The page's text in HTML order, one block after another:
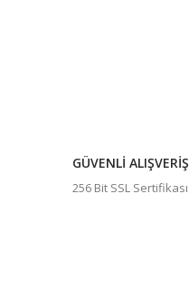
GÜVENLİ ALIŞVERİŞ
256 Bit SSL Sertifikası